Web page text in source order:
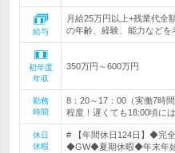
給与
月給25万円以上+残業代全
の年齢、経験、能力など
初年度
年収
350万円～600万円
勤務
時間
8：20～17：00（実働7時
程度！遅くても18:00頃に
休日
休暇
# 【年間休日124日】◆完
◆GW◆夏期休暇◆年末年